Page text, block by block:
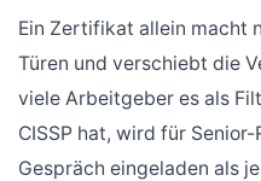
Ein Zertifikat allein macht
Türen und verschiebt die
viele Arbeitgeber es als
CISSP hat, wird für
Gespräch eingeladen als